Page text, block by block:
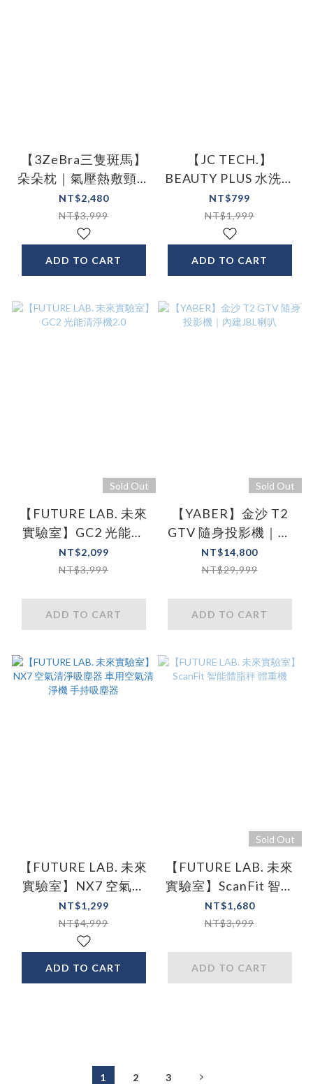
【3ZeBra三隻斑馬】
朵朵枕｜氣壓熱敷頸部
按摩器
NT$2,480
NT$3,999
ADD TO CART
【JC TECH.】
BEAUTY PLUS 水洗電
動去角質磨皮機 修膜
儀
NT$799
NT$1,999
ADD TO CART
Sold Out
【FUTURE LAB. 未來
實驗室】GC2 光能清
淨機2.0
NT$2,099
NT$3,999
ADD TO CART
Sold Out
【YABER】金沙 T2
GTV 隨身投影機｜內
建JBL喇叭
NT$14,800
NT$29,999
ADD TO CART
【FUTURE LAB. 未來
實驗室】NX7 空氣清
淨吸塵器 車用空氣清
淨機 手持吸塵器
NT$1,299
NT$4,999
ADD TO CART
Sold Out
【FUTURE LAB. 未來
實驗室】ScanFit 智能
體脂秤 體重機
NT$1,680
NT$3,999
ADD TO CART
1 2 3